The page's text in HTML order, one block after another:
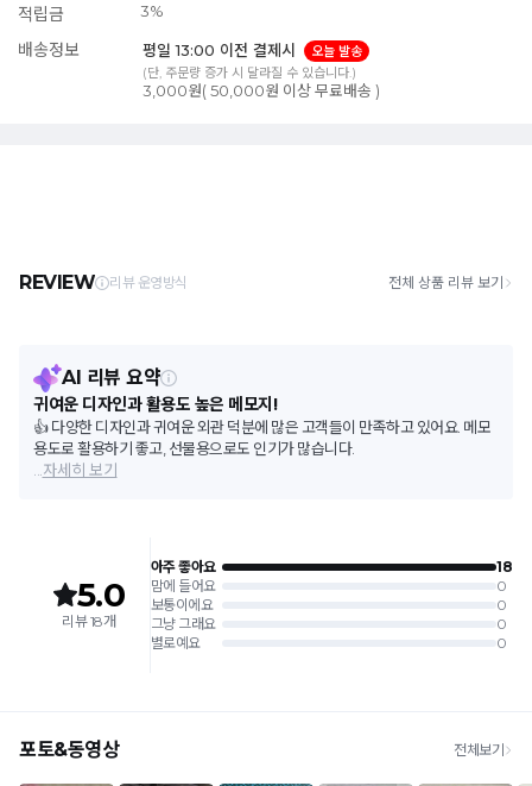
적립금 3%
배송정보 평일 13:00 이전 결제시
오늘 발송
(단, 주문량 증가 시 달라질 수 있습니다.)
3,000원( 50,000원 이상 무료배송 )